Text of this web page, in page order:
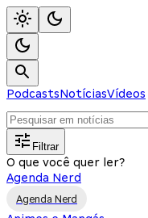
PodcastsNotíciasVídeos
Filtrar
O que você quer ler?
Agenda Nerd
Agenda Nerd